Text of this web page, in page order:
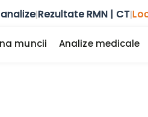
|Rezultate RMN | CT|
muncii Analize medicale